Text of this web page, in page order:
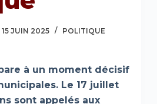
15 JUIN 2025 POLITIQUE
à un moment décisif
Le 17 juillet
sont appelés aux